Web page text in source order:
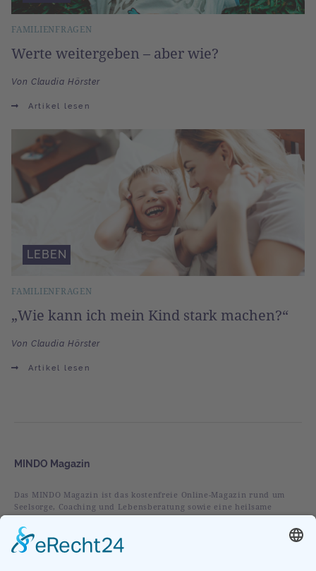
FAMILIENFRAGEN
Werte weitergeben – aber wie?
Von Claudia Hörster
Artikel lesen
FAMILIENFRAGEN
„Wie kann ich mein Kind stark machen?“
Von Claudia Hörster
Artikel lesen
LEBEN
MINDO Magazin
Das MINDO Magazin ist das kostenfreie Online-Magazin rund um
Seelsorge, Coaching und Lebensberatung sowie eine heilsame
christliche Spiritualität.
Rubriken